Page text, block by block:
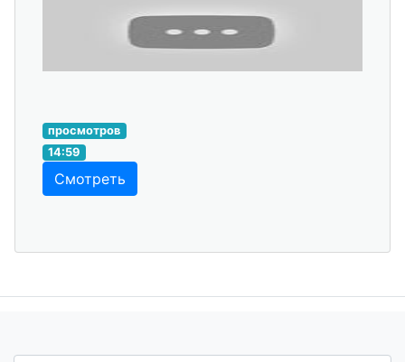
просмотров
14:59
Смотреть